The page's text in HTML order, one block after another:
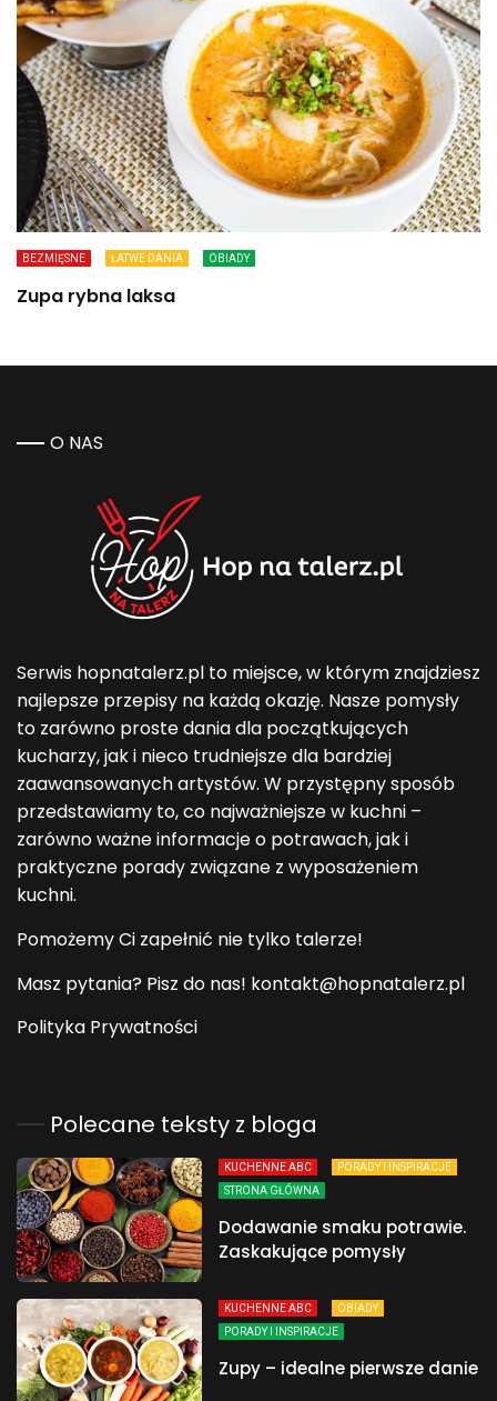
BEZMIĘSNE ŁATWE DANIA OBIADY
Zupa rybna laksa
O NAS
Serwis hopnatalerz.pl to miejsce, w którym znajdziesz
najlepsze przepisy na każdą okazję. Nasze pomysły
to zarówno proste dania dla początkujących
kucharzy, jak i nieco trudniejsze dla bardziej
zaawansowanych artystów. W przystępny sposób
przedstawiamy to, co najważniejsze w kuchni –
zarówno ważne informacje o potrawach, jak i
praktyczne porady związane z wyposażeniem
kuchni.
Pomożemy Ci zapełnić nie tylko talerze!
Masz pytania? Pisz do nas! kontakt@hopnatalerz.pl
Polityka Prywatności
Polecane teksty z bloga
KUCHENNE ABC
PORADY I INSPIRACJE
STRONA GŁÓWNA
Dodawanie smaku potrawie.
Zaskakujące pomysły
KUCHENNE ABC
OBIADY
PORADY I INSPIRACJE
Zupy – idealne pierwsze danie